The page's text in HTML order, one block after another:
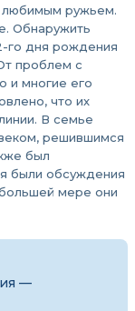
любимым ружьем.
Обнаружить
го дня рождения
проблем с
и многие его
что их
В семье
решившимся
был
были обсуждения
мере они
—